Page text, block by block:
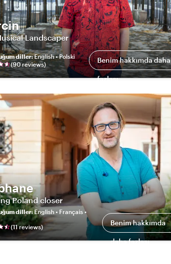
Landscaper
diller:English • Polski
(90reviews) Benim hakkımda daha
fazlası
Poland closer
diller: English • Français •
(11reviews) Benim hakkımda
daha fazlası